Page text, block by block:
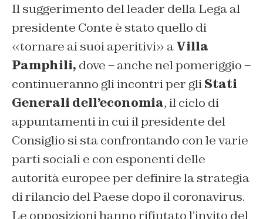
Il suggerimento del leader della Lega al
presidente Conte è stato quello di
«tornare ai suoi aperitivi» aVilla
Pamphili, dove – anche nel pomeriggio –
continueranno gli incontri per gliStati
Generali dell’economia, il ciclo di
appuntamenti in cui il presidente del
Consiglio si sta confrontando con le varie
parti sociali e con esponenti delle
autorità europee per definire la strategia
di rilancio del Paese dopo il coronavirus.
Le opposizioni hanno rifiutato l’invito del